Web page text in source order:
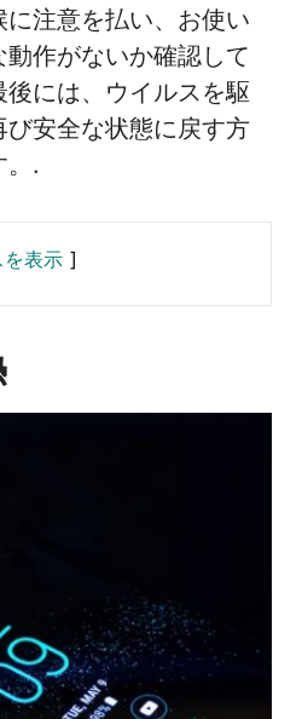
注意を払い、お使い
作がないか確認して
後には、ウイルスを駆
安全な状態に戻す方
。.
を表示